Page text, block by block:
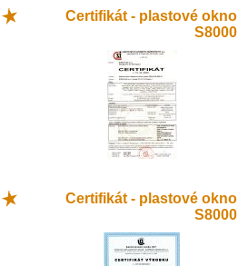
Certifikát - plastové okno
S8000
Certifikát - plastové okno
S8000